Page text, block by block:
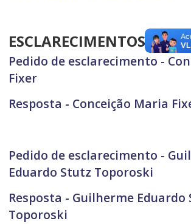
ESCLARECIMENTOS
Pedido de esclarecimento -
Fixer
Resposta - Conceição Maria
Pedido de esclarecimento -
Eduardo Stutz Toporoski
Resposta - Guilherme Eduardo
Toporoski